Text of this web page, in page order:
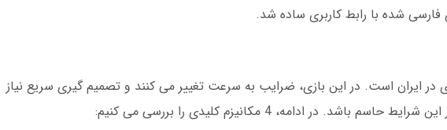
در ایران است. در این بازی، ضرایب به سرعت تغییر می کنند و تصمیم گیری سریع نیاز
در ادامه، 4 مکانیزم کلیدی را بررسی می کنیم: